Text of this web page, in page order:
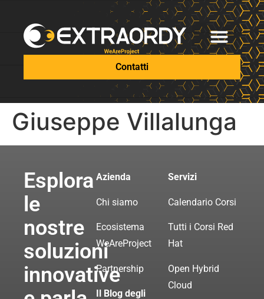
Contatti
Giuseppe Villalunga
Esplora
le
nostre
soluzioni
innovative
Azienda
Chi siamo
Ecosistema
WeAreProject
Partnership
Il Blog degli
Servizi
Calendario Corsi
Tutti i Corsi Red
Hat
Open Hybrid
Cloud